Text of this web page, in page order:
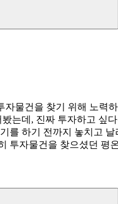
자물건을 찾기 위해 노력
는데, 진짜 투자하고 싶
를 하기 전까지 놓치고
투자물건을 찾으셨던 평